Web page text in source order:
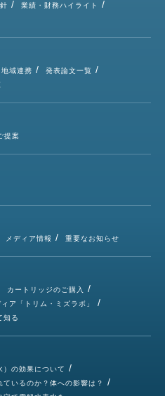
業績・財務ハイライト
域連携
発表論文一覧
提案
メディア情報 重要なお知らせ
カートリッジのご購入
ア「トリム・ミズラボ」
知る
）の効果について
いるのか？体への影響は？